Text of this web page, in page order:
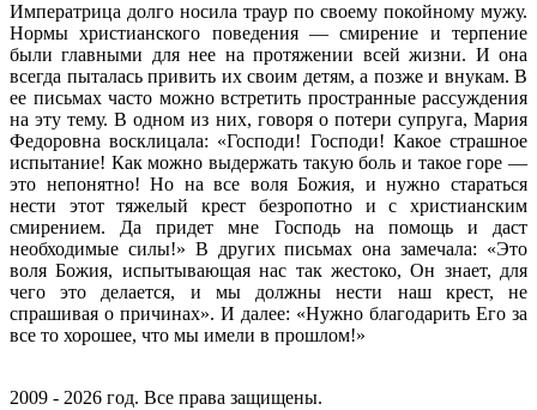
Императрица долго носила траур по своему покойному мужу.
Нормы христианского поведения — смирение и терпение
были главными для нее на протяжении всей жизни. И она
всегда пыталась привить их своим детям, а позже и внукам. В
ее письмах часто можно встретить пространные рассуждения
на эту тему. В одном из них, говоря о потери супруга, Мария
Федоровна восклицала: «Господи! Господи! Какое страшное
испытание! Как можно выдержать такую боль и такое горе —
это непонятно! Но на все воля Божия, и нужно стараться
нести этот тяжелый крест безропотно и с христианским
смирением. Да придет мне Господь на помощь и даст
необходимые силы!» В других письмах она замечала: «Это
воля Божия, испытывающая нас так жестоко, Он знает, для
чего это делается, и мы должны нести наш крест, не
спрашивая о причинах». И далее: «Нужно благодарить Его за
все то хорошее, что мы имели в прошлом!»
2009 - 2026 год. Все права защищены.